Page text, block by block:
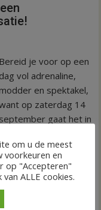
Bereid je voor op een
dag vol adrenaline,
modder en spektakel,
op zaterdag 14
september gaat het in
Autoblubbering!
LEES MEER
om u de meest
voorkeuren en
op "Accepteren"
ALLE cookies.